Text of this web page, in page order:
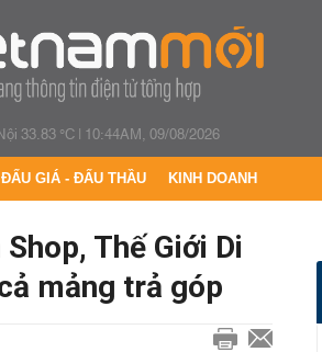
33.83 °C| 10:44AM, 09/08/2026
ĐẤU GIÁ - ĐẤU THẦU KINH DOANH
Thế Giới Di
mảng trả góp